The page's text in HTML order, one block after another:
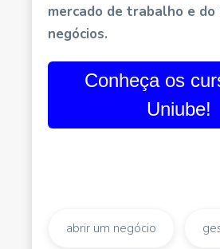
mercado de trabalho e do
negócios.
Conheça os
Uniube!
abrir um negócio